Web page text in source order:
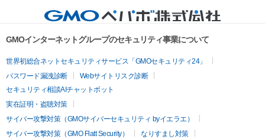
GMOインターネットグループのセキュリティ事業について
世界初総合ネットセキュリティサービス「GMOセキュリティ24」
パスワード漏洩診断
Webサイトリスク診断
セキュリティ相談AIチャットボット
実在証明・盗聴対策
サイバー攻撃対策（GMOサイバーセキュリティ byイエラエ）
サイバー攻撃対策（GMO Flatt Security）
なりすまし対策